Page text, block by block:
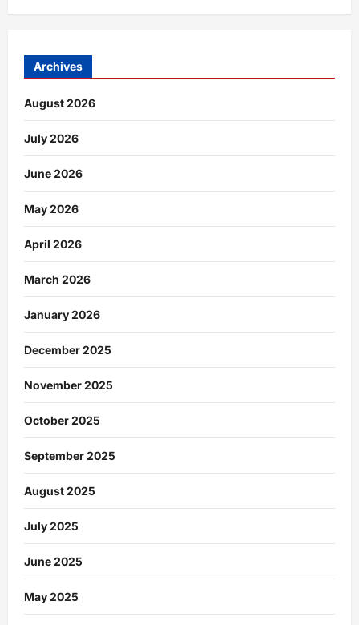
Archives
August 2026
July 2026
June 2026
May 2026
April 2026
March 2026
January 2026
December 2025
November 2025
October 2025
September 2025
August 2025
July 2025
June 2025
May 2025